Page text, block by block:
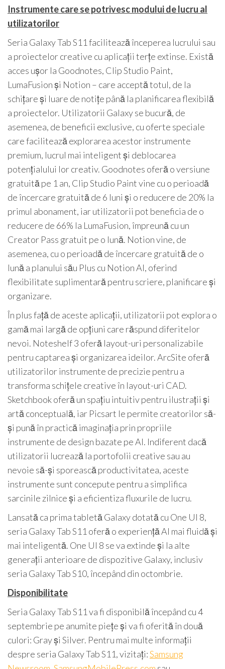
Instrumente care se potrivesc modului de lucru al
utilizatorilor
Seria Galaxy Tab S11 facilitează începerea lucrului sau
a proiectelor creative cu aplicații terțe extinse. Există
acces ușor la Goodnotes, Clip Studio Paint,
LumaFusion și Notion – care acceptă totul, de la
schițare și luare de notițe până la planificarea flexibilă
a proiectelor. Utilizatorii Galaxy se bucură, de
asemenea, de beneficii exclusive, cu oferte speciale
care facilitează explorarea acestor instrumente
premium, lucrul mai inteligent și deblocarea
potențialului lor creativ. Goodnotes oferă o versiune
gratuită pe 1 an, Clip Studio Paint vine cu o perioadă
de încercare gratuită de 6 luni și o reducere de 20% la
primul abonament, iar utilizatorii pot beneficia de o
reducere de 66% la LumaFusion, împreună cu un
Creator Pass gratuit pe o lună. Notion vine, de
asemenea, cu o perioadă de încercare gratuită de o
lună a planului său Plus cu Notion AI, oferind
flexibilitate suplimentară pentru scriere, planificare și
organizare.
În plus față de aceste aplicații, utilizatorii pot explora o
gamă mai largă de opțiuni care răspund diferitelor
nevoi. Noteshelf 3 oferă layout-uri personalizabile
pentru captarea și organizarea ideilor. ArcSite oferă
utilizatorilor instrumente de precizie pentru a
transforma schițele creative în layout-uri CAD.
Sketchbook oferă un spațiu intuitiv pentru ilustrații și
artă conceptuală, iar Picsart le permite creatorilor să-
și pună în practică imaginația prin propriile
instrumente de design bazate pe AI. Indiferent dacă
utilizatorii lucrează la portofolii creative sau au
nevoie să-și sporească productivitatea, aceste
instrumente sunt concepute pentru a simplifica
sarcinile zilnice și a eficientiza fluxurile de lucru.
Lansată ca prima tabletă Galaxy dotată cu One UI 8,
seria Galaxy Tab S11 oferă o experiență AI mai fluidă și
mai inteligentă. One UI 8 se va extinde și la alte
generații anterioare de dispozitive Galaxy, inclusiv
seria Galaxy Tab S10, începând din octombrie.
Disponibilitate
Seria Galaxy Tab S11 va fi disponibilă începând cu 4
septembrie pe anumite piețe și va fi oferită în două
culori: Gray și Silver. Pentru mai multe informații
despre seria Galaxy Tab S11, vizitați:Samsung